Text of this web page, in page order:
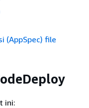
(AppSpec) file
ini: